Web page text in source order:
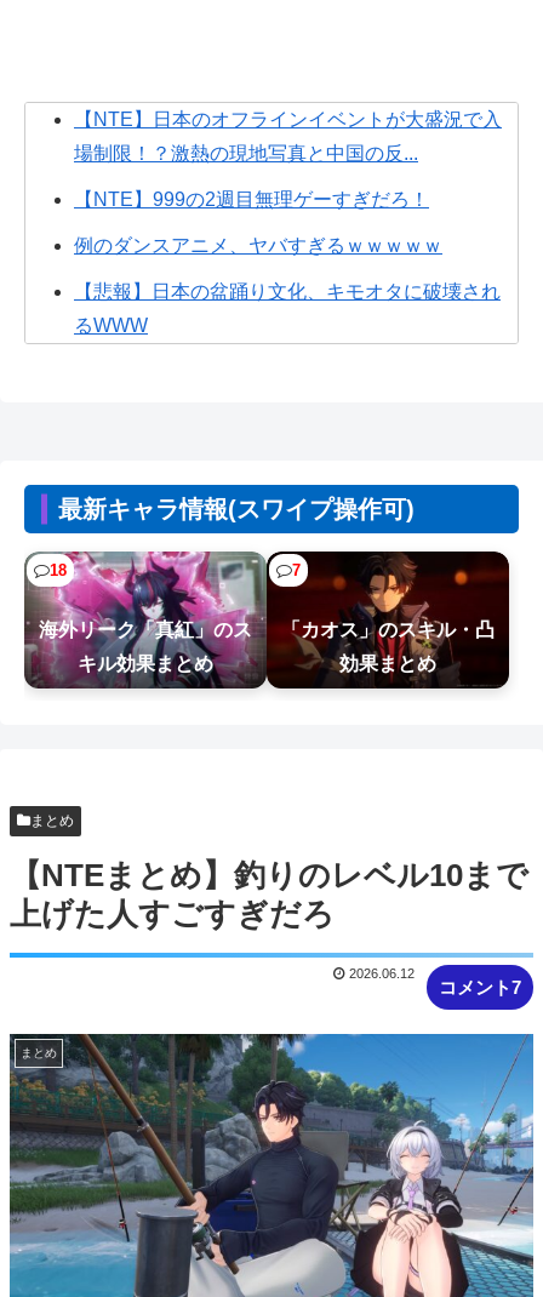
【NTE】日本のオフラインイベントが大盛況で入
場制限！？激熱の現地写真と中国の反...
【NTE】999の2週目無理ゲーすぎだろ！
例のダンスアニメ、ヤバすぎるｗｗｗｗｗ
【悲報】日本の盆踊り文化、キモオタに破壊され
るWWW
【画像】新人社員、封筒の開封方法が予想外すぎ
るｗｗｗｗ
【画像】閉店間際の回転ずし、ネタの量がバグっ
てると話題にｗｗｗｗｗ
【悲報】坂口杏里を家に住ませてあげた結果ｗｗ
ｗｗ
最新キャラ情報(スワイプ操作可)
18
海外リーク「真紅」のス
キル効果まとめ
7
「カオス」のスキル・凸
効果まとめ
まとめ
【NTEまとめ】釣りのレベル10まで
上げた人すごすぎだろ
コメント7
2026.06.12
まとめ